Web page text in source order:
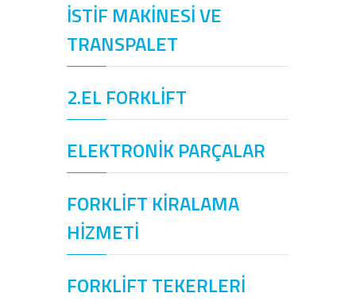
İSTİF MAKİNESİ VE
TRANSPALET
2.EL FORKLİFT
ELEKTRONİK PARÇALAR
FORKLİFT KİRALAMA
HİZMETİ
FORKLİFT TEKERLERİ